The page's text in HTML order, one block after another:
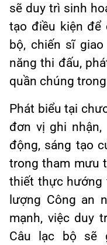
sẽ duy trì sinh
tạo điều kiện để
bộ, chiến sĩ
năng thi đấu,
quần chúng
Phát biểu tại
đơn vị ghi
động, sáng tạo
trong tham mưu
thiết thực hướng
lượng Công an
mạnh, việc duy
Câu lạc bộ sẽ